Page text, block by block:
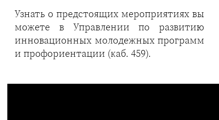
Узнать о предстоящих мероприятиях вы
можете в Управлении по развитию
инновационных молодежных программ
и профориентации (каб. 459).